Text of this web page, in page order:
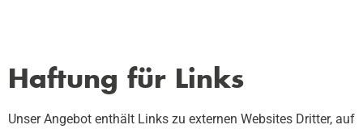
Haftung für Links
Unser Angebot enthält Links zu externen Websites Dritter, auf